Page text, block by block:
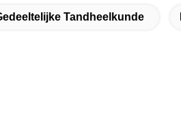
Tandheelkunde